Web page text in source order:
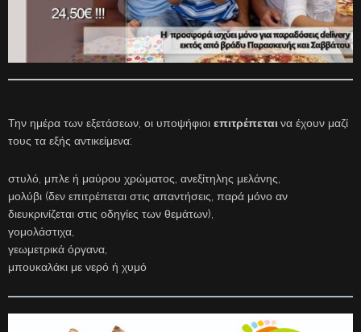
Την ημέρα των εξετάσεων, οι υποψήφιοι επιτρέπεταινα έχουν μαζί
τους τα εξής αντικείμενα:
στυλό, μπλε ή μαύρου χρώματος, ανεξίτηλης μελάνης,
μολύβι (δεν επιτρέπεται στις απαντήσεις, παρά μόνο αν
διευκρινίζεται στις οδηγίες των θεμάτων),
γομολάστιχα,
γεωμετρικά όργανα,
μπουκαλάκι με νερό ή χυμό